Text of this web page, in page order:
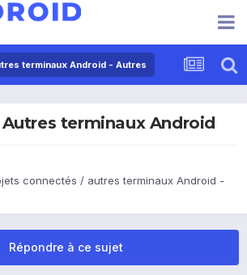
terminaux Android - Autres
Autres terminaux Android
connectés / autres terminaux Android -
Répondre à ce sujet